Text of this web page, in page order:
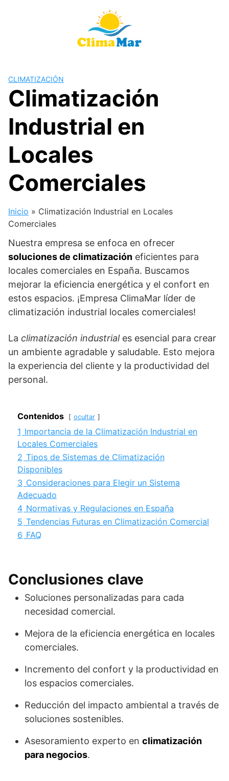
CLIMATIZACIÓN
Climatización
Industrial en
Locales
Comerciales
Inicio » Climatización Industrial en Locales
Comerciales
Nuestra empresa se enfoca en ofrecer
soluciones de climatización eficientes para
locales comerciales en España. Buscamos
mejorar la eficiencia energética y el confort en
estos espacios. ¡Empresa ClimaMar líder de
climatización industrial locales comerciales!
La climatización industriales esencial para crear
un ambiente agradable y saludable. Esto mejora
la experiencia del cliente y la productividad del
personal.
Contenidos ocultar
1 Importancia de la Climatización Industrial en
Locales Comerciales
2 Tipos de Sistemas de Climatización
Disponibles
3 Consideraciones para Elegir un Sistema
Adecuado
4 Normativas y Regulaciones en España
5 Tendencias Futuras en Climatización Comercial
6 FAQ
Conclusiones clave
Soluciones personalizadas para cada
necesidad comercial.
Mejora de la eficiencia energética en locales
comerciales.
Incremento del confort y la productividad en
los espacios comerciales.
Reducción del impacto ambiental a través de
soluciones sostenibles.
Asesoramiento experto en climatización
para negocios.